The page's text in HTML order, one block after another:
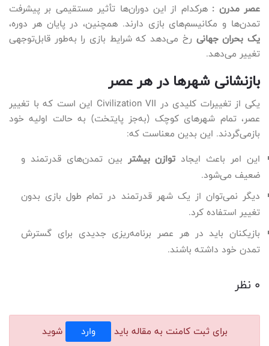
عصر مدرن : هرکدام از این دوران‌ها تأثیر مستقیمی بر پیشرفت
تمدن‌ها و مکانیسم‌های بازی دارند. همچنین، در پایان هر دوره،
یک بحران جهانی رخ می‌دهد که شرایط بازی را به‌طور قابل‌توجهی
تغییر می‌دهد.
بازنشانی شهرها در هر عصر
یکی از تغییرات کلیدی در Civilization VII این است که با تغییر
عصر، تمام شهرهای کوچک (به‌جز پایتخت) به حالت اولیه خود
بازمی‌گردند. این بدین معناست که:
این امر باعث ایجادتوازن بیشتر بین تمدن‌های قدرتمند و
ضعیف می‌شود.
دیگر نمی‌توان از یک شهر قدرتمند در تمام طول بازی بدون
تغییر استفاده کرد.
بازیکنان باید در هر عصر برنامه‌ریزی جدیدی برای گسترش
تمدن خود داشته باشند.
0 نظر
برای ثبت کامنت به مقاله باید وارد شوید